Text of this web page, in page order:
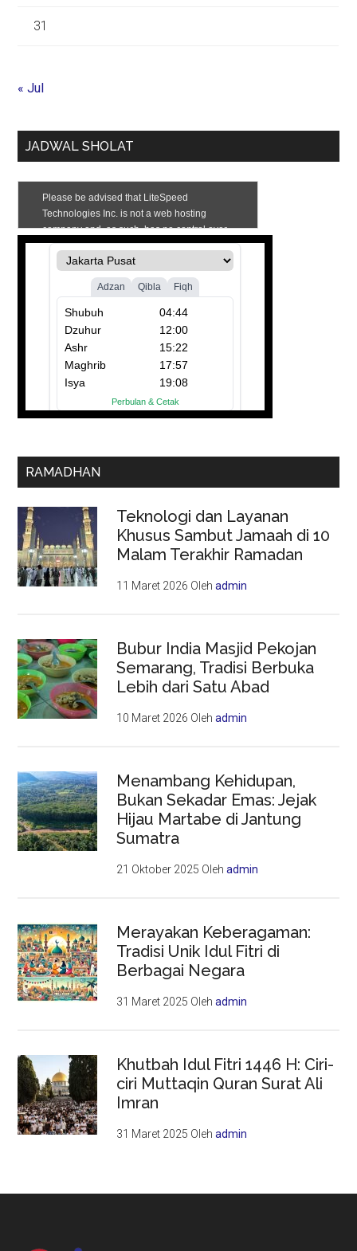
31
« Jul
JADWAL SHOLAT
RAMADHAN
Teknologi dan Layanan
Khusus Sambut Jamaah di 10
Malam Terakhir Ramadan
11 Maret 2026 Olehadmin
Bubur India Masjid Pekojan
Semarang, Tradisi Berbuka
Lebih dari Satu Abad
10 Maret 2026 Olehadmin
Menambang Kehidupan,
Bukan Sekadar Emas: Jejak
Hijau Martabe di Jantung
Sumatra
21 Oktober 2025 Olehadmin
Merayakan Keberagaman:
Tradisi Unik Idul Fitri di
Berbagai Negara
31 Maret 2025 Olehadmin
Khutbah Idul Fitri 1446 H: Ciri-
ciri Muttaqin Quran Surat Ali
Imran
31 Maret 2025 Olehadmin